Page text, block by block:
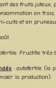
des fruits juteux,
en
cuits et en
Fructifie très
: autofertile (la
la production).